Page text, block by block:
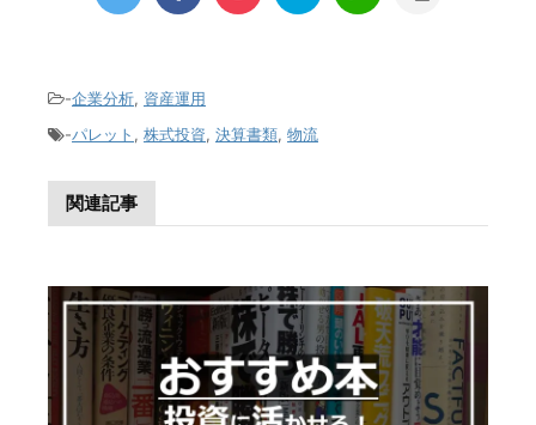
-企業分析, 資産運用
-パレット , 株式投資, 決算書類, 物流
関連記事